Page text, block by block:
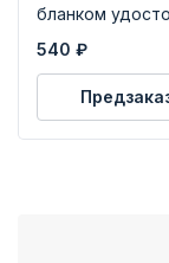
бланком
540 ₽